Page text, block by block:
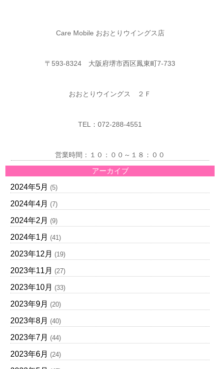
Care Mobile おおとりウイングス店
〒593-8324 大阪府堺市西区鳳東町7-733
おおとりウイングス ２Ｆ
TEL：072-288-4551
営業時間：１０：００～１８：００
アーカイブ
2024年5月 (5)
2024年4月 (7)
2024年2月 (9)
2024年1月 (41)
2023年12月 (19)
2023年11月 (27)
2023年10月 (33)
2023年9月 (20)
2023年8月 (40)
2023年7月 (44)
2023年6月 (24)